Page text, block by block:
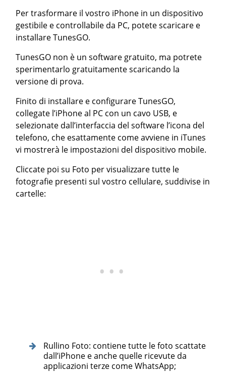
Per trasformare il vostro iPhone in un dispositivo
gestibile e controllabile da PC, potete scaricare e
installare TunesGO.
TunesGO non è un software gratuito, ma potrete
sperimentarlo gratuitamente scaricando la
versione di prova.
Finito di installare e configurare TunesGO,
collegate l’iPhone al PC con un cavo USB, e
selezionate dall’interfaccia del software l’icona del
telefono, che esattamente come avviene in iTunes
vi mostrerà le impostazioni del dispositivo mobile.
Cliccate poi su Foto per visualizzare tutte le
fotografie presenti sul vostro cellulare, suddivise in
cartelle:
Rullino Foto: contiene tutte le foto scattate
dall’iPhone e anche quelle ricevute da
applicazioni terze come WhatsApp;